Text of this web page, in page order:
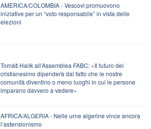
AMERICA/COLOMBIA - Vescovi promuovono
iniziative per un “voto responsabile” in vista delle
elezioni
Tomáš Halík all’Assemblea FABC: «Il futuro del
cristianesimo dipenderà dal fatto che le nostre
comunità diventino o meno luoghi in cui le persone
imparano davvero a vedere»
AFRICA/ALGERIA - Nelle urne algerine vince ancora
l’astensionismo